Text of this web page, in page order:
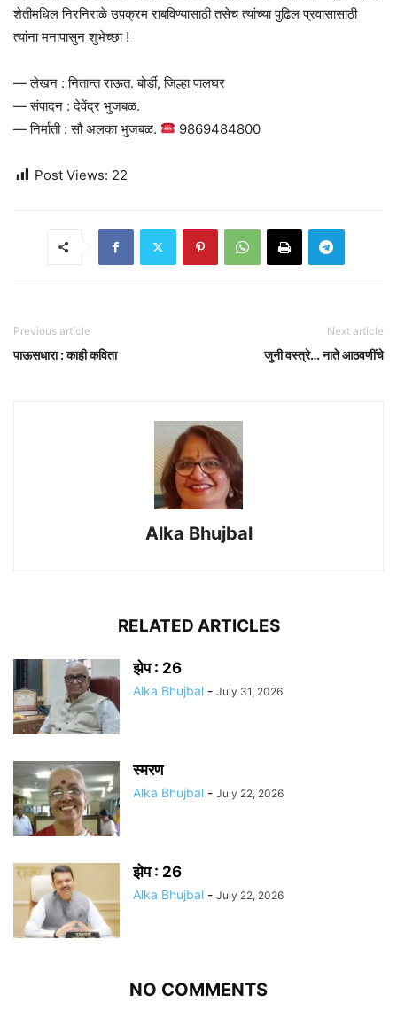
शेतीमधिल निरनिराळे उपक्रम राबविण्यासाठी तसेच त्यांच्या पुढिल प्रवासासाठी
त्यांना मनापासुन शुभेच्छा !
— लेखन : नितान्त राऊत. बोर्डी, जिल्हा पालघर
— संपादन : देवेंद्र भुजबळ.
— निर्माती : सौ अलका भुजबळ.
9869484800
Post Views: 22
Previous article
पाऊसधारा : काही कविता
Next article
जुनी वस्त्रे… नाते आठवणींचे
Alka Bhujbal
RELATED ARTICLES
झेप : 26
Alka Bhujbal - July 31, 2026
स्मरण
Alka Bhujbal - July 22, 2026
झेप : 26
Alka Bhujbal - July 22, 2026
NO COMMENTS